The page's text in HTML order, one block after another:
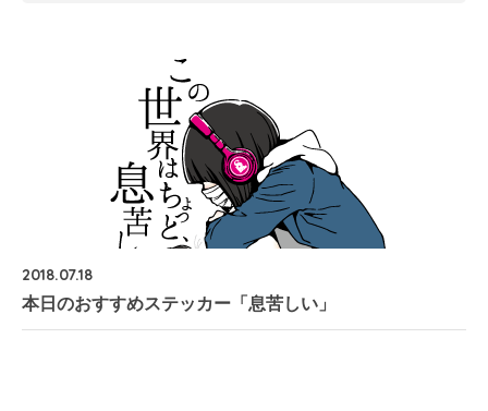
2018.07.18
本日のおすすめステッカー「息苦しい」